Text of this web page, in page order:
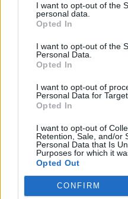
I want to opt-out of the
personal data.
Opted In
I want to opt-out of the
Personal Data.
Opted In
I want to opt-out of
Personal Data for
Opted In
I want to opt-out of
Retention, Sale, and/or
Personal Data that Is
Purposes for which it
Opted Out
CONFIRM
παράλληλα διαυγές,
μελωδικό. Αν το
διαμάντι: κοφτερό,
αιχμηρό. Οι κιθάρες,
του ήχου κόβει με
οργή. Τα φωνητικά
ουρλιαχτά, με
broke, don't fix it. O
"Woods from Which
Loudly Howled"
ένα χαμηλό προφίλ